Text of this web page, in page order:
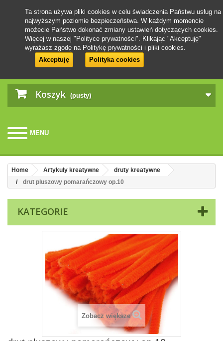
Koszyk (pusty)
MENU
Ta strona używa pliki cookies w celu świadczenia Państwu usług na
najwyższym poziomie bezpieczeństwa. W każdym momencie
możecie Państwo dokonać zmiany ustawień dotyczących cookies.
Więcej w naszej "Polityce prywatności". Klikając "Akceptuję"
wyrażasz zgodę na Politykę prywatności i pliki cookies.
Akceptuję
Polityka cookies
Home Artykuły kreatywne
druty kreatywne
drut pluszowy pomarańczowy op.10
KATEGORIE
Zobacz większe